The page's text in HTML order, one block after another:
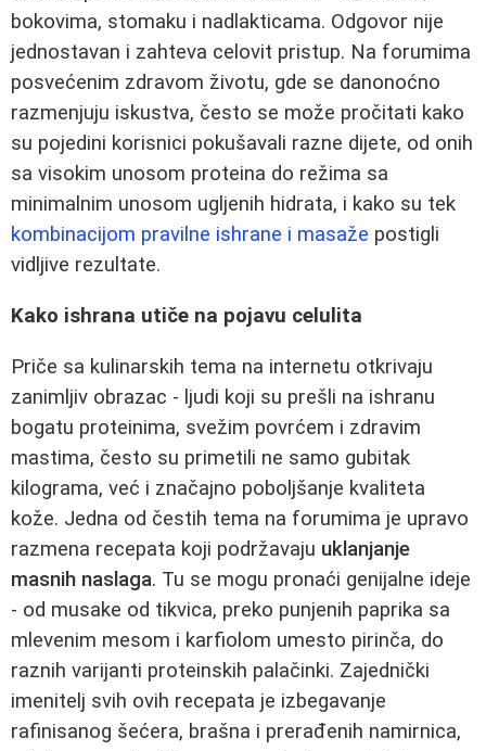
bokovima, stomaku i nadlakticama. Odgovor nije
jednostavan i zahteva celovit pristup. Na forumima
posvećenim zdravom životu, gde se danonoćno
razmenjuju iskustva, često se može pročitati kako
su pojedini korisnici pokušavali razne dijete, od onih
sa visokim unosom proteina do režima sa
minimalnim unosom ugljenih hidrata, i kako su tek
kombinacijom pravilne ishrane i masaže postigli
vidljive rezultate.
Kako ishrana utiče na pojavu celulita
Priče sa kulinarskih tema na internetu otkrivaju
zanimljiv obrazac - ljudi koji su prešli na ishranu
bogatu proteinima, svežim povrćem i zdravim
mastima, često su primetili ne samo gubitak
kilograma, već i značajno poboljšanje kvaliteta
kože. Jedna od čestih tema na forumima je upravo
razmena recepata koji podržavaju uklanjanje
masnih naslaga. Tu se mogu pronaći genijalne ideje
- od musake od tikvica, preko punjenih paprika sa
mlevenim mesom i karfiolom umesto pirinča, do
raznih varijanti proteinskih palačinki. Zajednički
imenitelj svih ovih recepata je izbegavanje
rafinisanog šećera, brašna i prerađenih namirnica,